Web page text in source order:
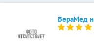
ВераМед